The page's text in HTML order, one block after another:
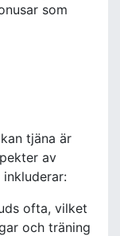
som
tjäna är
av
inkluderar:
ofta, vilket
och träning